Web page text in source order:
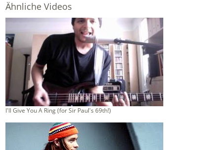
Ähnliche Videos
I'll Give You A Ring (for Sir Paul's 69th!)